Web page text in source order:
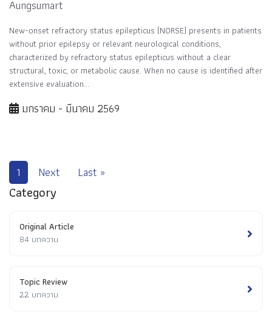
Aungsumart
New-onset refractory status epilepticus (NORSE) presents in patients
without prior epilepsy or relevant neurological conditions,
characterized by refractory status epilepticus without a clear
structural, toxic, or metabolic cause. When no cause is identified after
extensive evaluation...
มกราคม - มีนาคม 2569
1 Next Last »
Category
Original Article
84 บทความ
Topic Review
22 บทความ